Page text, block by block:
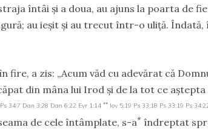
întâi şi a doua, au ajuns la poarta de
au ieşit şi au trecut într-o uliţă.
fire, a zis: „Acum văd cu adevărat că
din mâna lui Irod şi de la tot ce aştepta
Ps 34:7 Dan 3:28 Dan 6:22 Evr 1:14 ** Iov 5:19 Ps 33:18 Ps 33:19 Ps
de cele întâmplate, s-a* îndreptat